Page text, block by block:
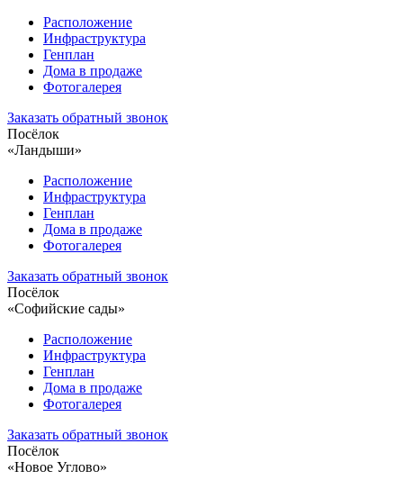
Расположение
Инфраструктура
Генплан
Дома в продаже
Фотогалерея
Заказать обратный звонок
Посёлок
«Ландыши»
Расположение
Инфраструктура
Генплан
Дома в продаже
Фотогалерея
Заказать обратный звонок
Посёлок
«Софийские сады»
Расположение
Инфраструктура
Генплан
Дома в продаже
Фотогалерея
Заказать обратный звонок
Посёлок
«Новое Углово»